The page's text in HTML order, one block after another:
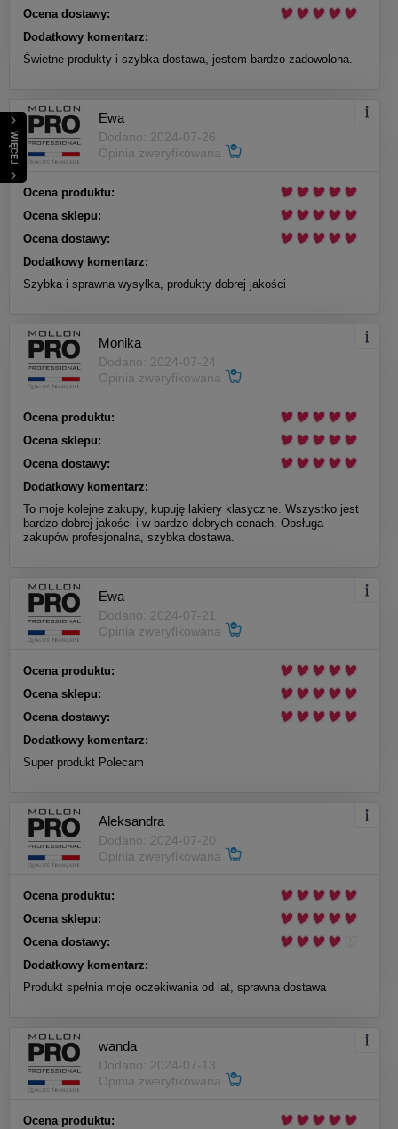
WIĘCEJ
Ocena dostawy:
Dodatkowy komentarz:
Świetne produkty i szybka dostawa, jestem bardzo zadowolona.
Ewa
Dodano: 2024-07-26
Opinia zweryfikowana
Ocena produktu:
Ocena sklepu:
Ocena dostawy:
Dodatkowy komentarz:
Szybka i sprawna wysyłka, produkty dobrej jakości
Monika
Dodano: 2024-07-24
Opinia zweryfikowana
Ocena produktu:
Ocena sklepu:
Ocena dostawy:
Dodatkowy komentarz:
To moje kolejne zakupy, kupuję lakiery klasyczne. Wszystko jest
bardzo dobrej jakości i w bardzo dobrych cenach. Obsługa
zakupów profesjonalna, szybka dostawa.
Ewa
Dodano: 2024-07-21
Opinia zweryfikowana
Ocena produktu:
Ocena sklepu:
Ocena dostawy:
Dodatkowy komentarz:
Super produkt Polecam
Aleksandra
Dodano: 2024-07-20
Opinia zweryfikowana
Ocena produktu:
Ocena sklepu:
Ocena dostawy:
Dodatkowy komentarz:
Produkt spełnia moje oczekiwania od lat, sprawna dostawa
wanda
Dodano: 2024-07-13
Opinia zweryfikowana
Ocena produktu: